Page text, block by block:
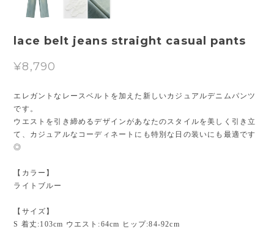
lace belt jeans straight casual pants
¥8,790
エレガントなレースベルトを加えた新しいカジュアルデニムパンツ
です。
ウエストを引き締めるデザインがあなたのスタイルを美しく引き立
て、カジュアルなコーディネートにも特別な日の装いにも最適です
◎
【カラー】
ライトブルー
【サイズ】
S 着丈:103cm ウエスト:64cm ヒップ:84-92cm